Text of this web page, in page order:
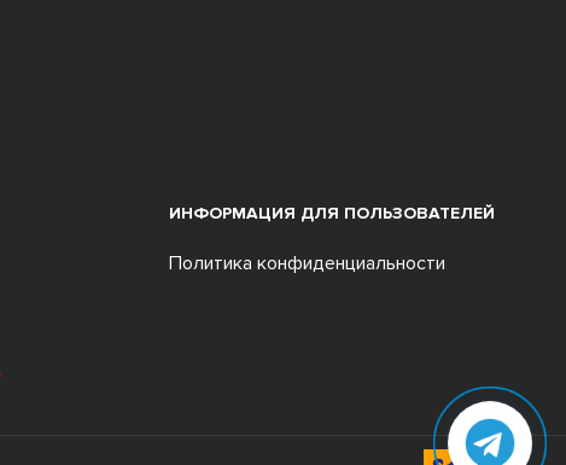
ИНФОРМАЦИЯ ДЛЯ ПОЛЬЗОВАТЕЛЕЙ
Политика конфиденциальности